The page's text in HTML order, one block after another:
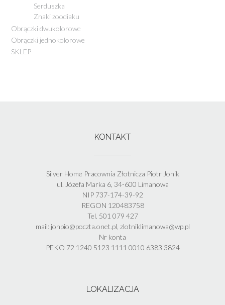
Serduszka
Znaki zoodiaku
Obrączki dwukolorowe
Obrączki jednokolorowe
SKLEP
KONTAKT
Silver Home Pracownia Złotnicza Piotr Jonik
ul. Józefa Marka 6, 34-600 Limanowa
NIP 737-174-39-92
REGON 120483758
Tel. 501 079 427
mail: jonpio@poczta.onet.pl, zlotniklimanowa@wp.pl
Nr konta
PEKO 72 1240 5123 1111 0010 6383 3824
LOKALIZACJA